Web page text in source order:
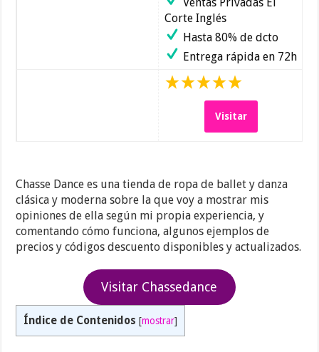
Ventas Privadas El
Corte Inglés
Hasta 80% de dcto
Entrega rápida en 72h
Visitar
Chasse Dance es una tienda de ropa de ballet y danza
clásica y moderna sobre la que voy a mostrar mis
opiniones de ella según mi propia experiencia, y
comentando cómo funciona, algunos ejemplos de
precios y códigos descuento disponibles y actualizados.
Visitar Chassedance
Índice de Contenidos [mostrar]